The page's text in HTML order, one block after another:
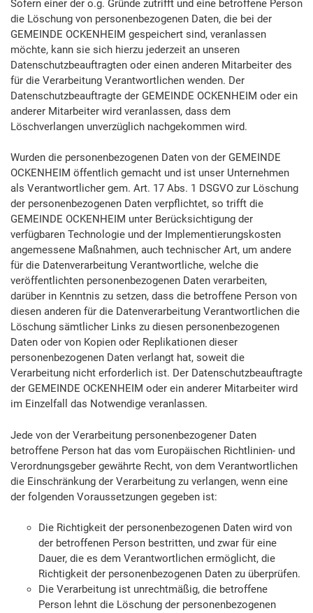
Sofern einer der o.g. Gründe zutrifft und eine betroffene Person
die Löschung von personenbezogenen Daten, die bei der
GEMEINDE OCKENHEIM gespeichert sind, veranlassen
möchte, kann sie sich hierzu jederzeit an unseren
Datenschutzbeauftragten oder einen anderen Mitarbeiter des
für die Verarbeitung Verantwortlichen wenden. Der
Datenschutzbeauftragte der GEMEINDE OCKENHEIM oder ein
anderer Mitarbeiter wird veranlassen, dass dem
Löschverlangen unverzüglich nachgekommen wird.
Wurden die personenbezogenen Daten von der GEMEINDE
OCKENHEIM öffentlich gemacht und ist unser Unternehmen
als Verantwortlicher gem. Art. 17 Abs. 1 DSGVO zur Löschung
der personenbezogenen Daten verpflichtet, so trifft die
GEMEINDE OCKENHEIM unter Berücksichtigung der
verfügbaren Technologie und der Implementierungskosten
angemessene Maßnahmen, auch technischer Art, um andere
für die Datenverarbeitung Verantwortliche, welche die
veröffentlichten personenbezogenen Daten verarbeiten,
darüber in Kenntnis zu setzen, dass die betroffene Person von
diesen anderen für die Datenverarbeitung Verantwortlichen die
Löschung sämtlicher Links zu diesen personenbezogenen
Daten oder von Kopien oder Replikationen dieser
personenbezogenen Daten verlangt hat, soweit die
Verarbeitung nicht erforderlich ist. Der Datenschutzbeauftragte
der GEMEINDE OCKENHEIM oder ein anderer Mitarbeiter wird
im Einzelfall das Notwendige veranlassen.
Jede von der Verarbeitung personenbezogener Daten
betroffene Person hat das vom Europäischen Richtlinien- und
Verordnungsgeber gewährte Recht, von dem Verantwortlichen
die Einschränkung der Verarbeitung zu verlangen, wenn eine
der folgenden Voraussetzungen gegeben ist:
Die Richtigkeit der personenbezogenen Daten wird von
der betroffenen Person bestritten, und zwar für eine
Dauer, die es dem Verantwortlichen ermöglicht, die
Richtigkeit der personenbezogenen Daten zu überprüfen.
Die Verarbeitung ist unrechtmäßig, die betroffene
Person lehnt die Löschung der personenbezogenen